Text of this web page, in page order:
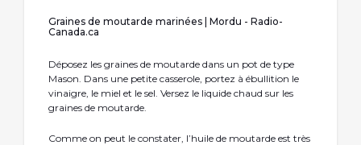
Graines de moutarde marinées | Mordu - Radio-
Canada.ca
Déposez les graines de moutarde dans un pot de type
Mason. Dans une petite casserole, portez à ébullition le
vinaigre, le miel et le sel. Versez le liquide chaud sur les
graines de moutarde.
Comme on peut le constater, l’huile de moutarde est très